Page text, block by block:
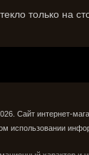
только на
Сайт интернет-
использовании